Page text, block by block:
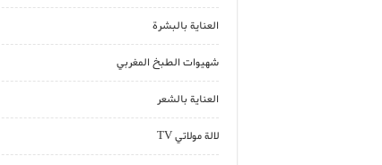
العناية بالبشرة
شهيوات الطبخ المغربي
العناية بالشعر
لالة مولاتي TV